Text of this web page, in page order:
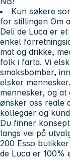
Kun søkere
for stillingen Om
Deli de Luca er
enkel
mat og drikke,
folk i farta. Vi
smaksbomber,
elsker
mennesker, og
ønsker oss reale
kollegaer og
Du finner
langs vei på
200 Esso
de Luca er 100%